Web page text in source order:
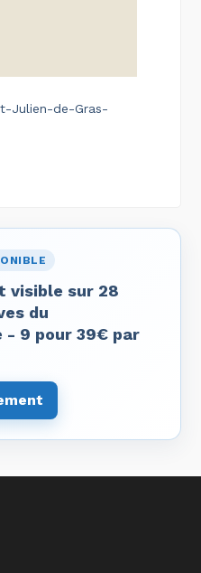
Julien-de-Gras-
visible sur 28
du
- 9 pour 39€ par